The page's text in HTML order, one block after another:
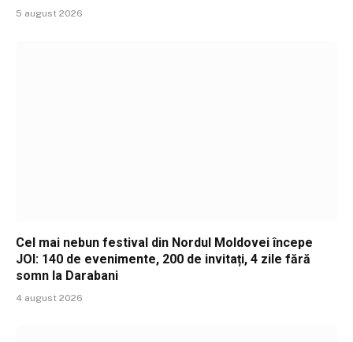
5 august 2026
Cel mai nebun festival din Nordul Moldovei începe
JOI: 140 de evenimente, 200 de invitați, 4 zile fără
somn la Darabani
4 august 2026